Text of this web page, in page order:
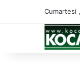
Cumartesi